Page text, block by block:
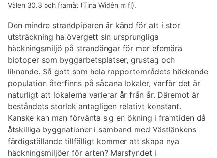
Välen 30.3 och framåt (Tina Widén m fl).
Den mindre strandpiparen är känd för att i stor
utsträckning ha övergett sin ursprungliga
häckningsmiljö på strandängar för mer efemära
biotoper som byggarbetsplatser, grustag och
liknande. Så gott som hela rapportområdets häckande
population återfinns på sådana lokaler, varför det är
naturligt att lokalerna varierar år från år. Däremot är
beståndets storlek antagligen relativt konstant.
Kanske kan man förvänta sig en ökning i framtiden då
åtskilliga byggnationer i samband med Västlänkens
färdigställande tillfälligt kommer att skapa nya
häckningsmiljöer för arten? Marsfyndet i